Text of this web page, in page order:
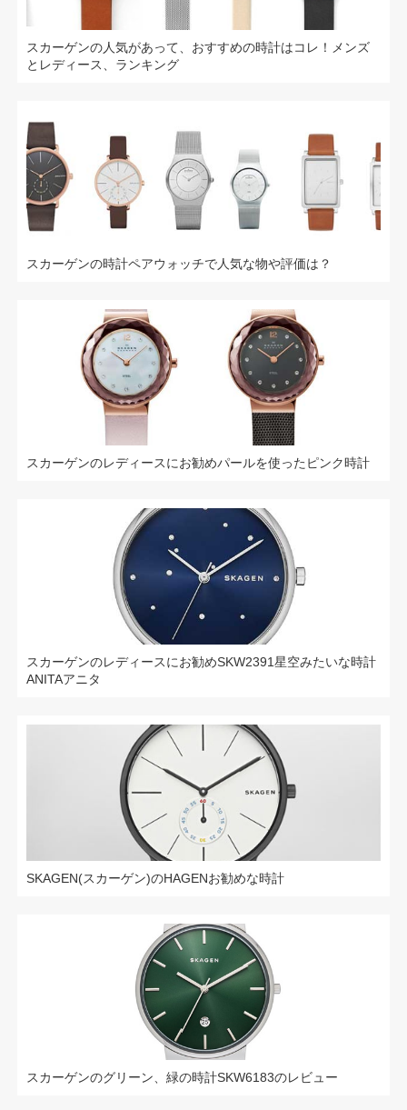
スカーゲンの人気があって、おすすめの時計はコレ！メンズ
とレディース、ランキング
スカーゲンの時計ペアウォッチで人気な物や評価は？
スカーゲンのレディースにお勧めパールを使ったピンク時計
スカーゲンのレディースにお勧めSKW2391星空みたいな時計
ANITAアニタ
SKAGEN(スカーゲン)のHAGENお勧めな時計
スカーゲンのグリーン、緑の時計SKW6183のレビュー